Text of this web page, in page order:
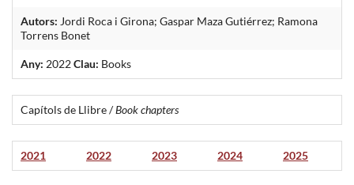
Autors: Jordi Roca i Girona; Gaspar Maza Gutiérrez; Ramona
Torrens Bonet
Any: 2022Clau: Books
Capítols de Llibre /Book chapters
2021 2022 2023 2024 2025